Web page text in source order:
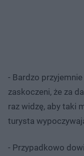
- Bardzo
zaskoczeni, że za
raz widzę, aby taki
turysta
- Przypadkowo